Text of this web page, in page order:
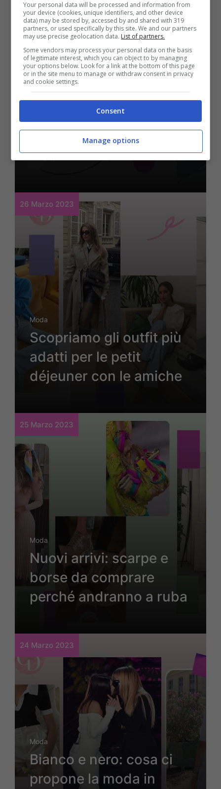
Moda
I trucchi che non ti
aspetti per risultare più
seducente dal vivo e nel
web
26 Marzo 2023
Moda
Scopriamo gli outfit più
adatti per le petit
déjeuner con le amiche
25 Marzo 2023
Moda
Nuovi arrivi: scarpe e
borse da comprare
perché andranno a ruba
24 Marzo 2023
Moda
Bianco e nero: cosa ci
propone la moda in
Your personal data will be processed and information from
your device (cookies, unique identifiers, and other device
data) may be stored by, accessed by and shared with 319
partners, or used specifically by this site. We and our partners
may use precise geolocation data. List of partners.
Some vendors may process your personal data on the basis
of legitimate interest, which you can object to by managing
your options below. Look for a link at the bottom of this page
or in the site menu to manage or withdraw consent in privacy
and cookie settings.
Consent
Manage options